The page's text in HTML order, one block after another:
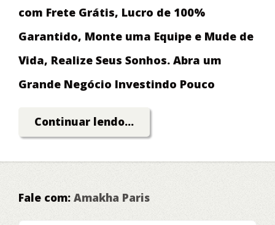
com Frete Grátis, Lucro de 100%
Garantido, Monte uma Equipe e Mude de
Vida, Realize Seus Sonhos. Abra um
Grande Negócio Investindo Pouco
Continuar lendo...
Fale com: Amakha Paris